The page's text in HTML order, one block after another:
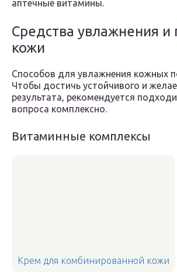
аптечные витамины.
Средства увлажнения и
кожи
Способов для увлажнения кожных
Чтобы достичь устойчивого и
результата, рекомендуется
вопроса комплексно.
Витаминные комплексы
Крем для комбинированной кожи